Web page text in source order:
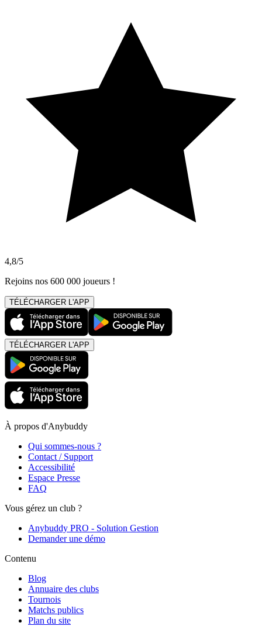
4,8/5
Rejoins nos 600 000 joueurs !
TÉLÉCHARGER L'APP
TÉLÉCHARGER L'APP
À propos d'Anybuddy
Qui sommes-nous ?
Contact / Support
Accessibilité
Espace Presse
FAQ
Vous gérez un club ?
Anybuddy PRO - Solution Gestion
Demander une démo
Contenu
Blog
Annuaire des clubs
Tournois
Matchs publics
Plan du site